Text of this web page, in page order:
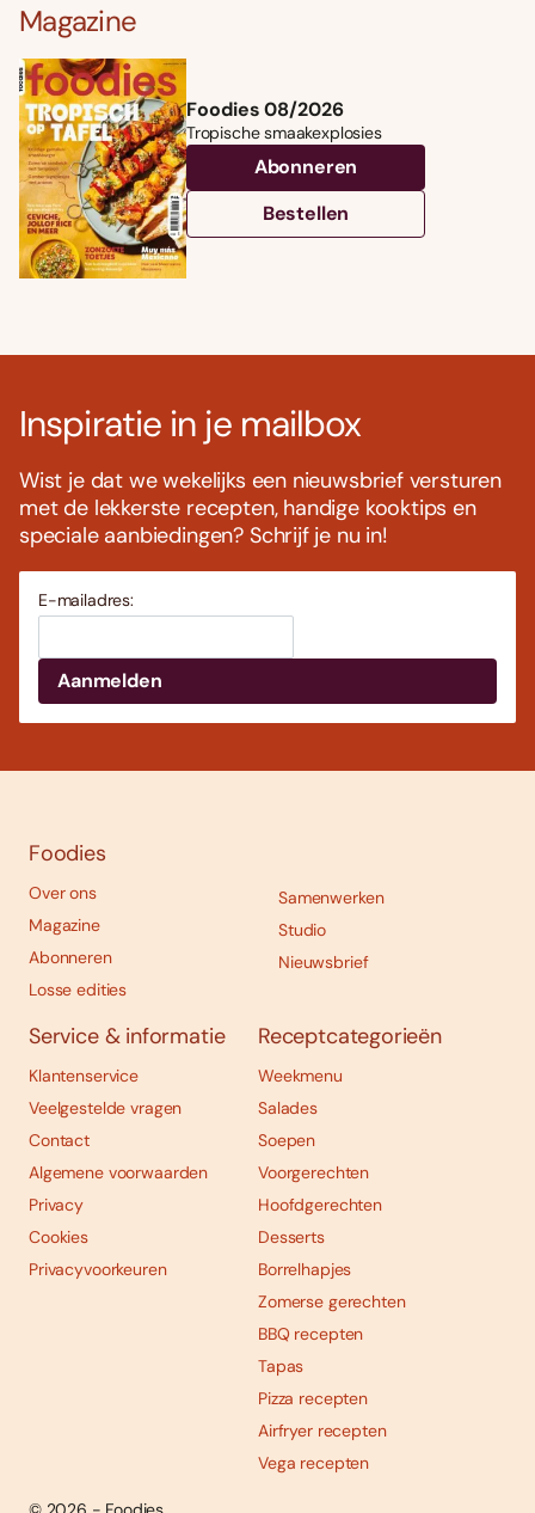
Magazine
Foodies 08/2026
Tropische smaakexplosies
Abonneren
Bestellen
Inspiratie in je mailbox
Wist je dat we wekelijks een nieuwsbrief versturen
met de lekkerste recepten, handige kooktips en
speciale aanbiedingen? Schrijf je nu in!
E-mailadres:
Foodies
Over ons
Magazine
Abonneren
Losse edities
Samenwerken
Studio
Nieuwsbrief
Service & informatie
Klantenservice
Veelgestelde vragen
Contact
Algemene voorwaarden
Privacy
Cookies
Privacyvoorkeuren
Receptcategorieën
Weekmenu
Salades
Soepen
Voorgerechten
Hoofdgerechten
Desserts
Borrelhapjes
Zomerse gerechten
BBQ recepten
Tapas
Pizza recepten
Airfryer recepten
Vega recepten